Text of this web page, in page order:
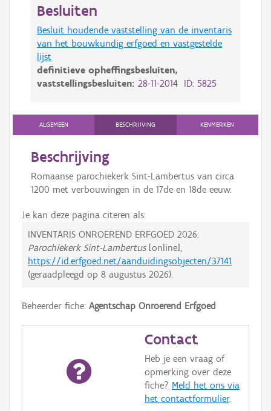
Besluiten
Besluit houdende vaststelling van de inventaris
van het bouwkundig erfgoed en vastgestelde
lijst
definitieve opheffingsbesluiten,
vaststellingsbesluiten: 28-11-2014 ID: 5825
ALGEMEEN BESCHRIJVING KENMERKEN
Beschrijving
Romaanse parochiekerk Sint-Lambertus van circa
1200 met verbouwingen in de 17de en 18de eeuw.
Je kan deze pagina citeren als:
INVENTARIS ONROEREND ERFGOED 2026:
Parochiekerk Sint-Lambertus[online],
https://id.erfgoed.net/aanduidingsobjecten/37141
(geraadpleegd op 8 augustus 2026).
Beheerder fiche: Agentschap Onroerend Erfgoed
Contact
Heb je een vraag of
opmerking over deze
fiche? Meld het ons via
het contactformulier.